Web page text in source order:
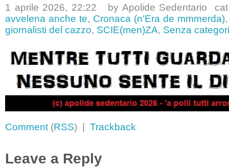
1 aprile 2026, 22:22 by Apolide Sedentario
avvelena anche te, Cronaca (n'Era de mmmerda)
giornalisti del cazzo, SCIE(men)ZA, Senza
Comment (RSS) | Trackback
Leave a Reply